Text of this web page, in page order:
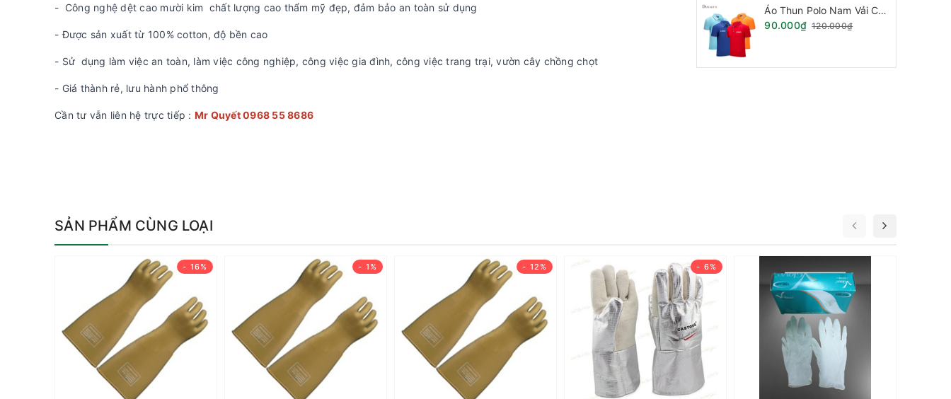
- Công nghệ dệt cao mười kim chất lượng cao thẩm mỹ đẹp, đảm bảo an toàn sử dụng
- Được sản xuất từ 100% cotton, độ bền cao
- Sử dụng làm việc an toàn, làm việc công nghiệp, công việc gia đình, công việc trang trại, vườn cây chồng chọt
- Giá thành rẻ, lưu hành phổ thông
Cần tư vẫn liên hệ trực tiếp : Mr Quyết 0968 55 8686
Áo Thun Polo Nam Vải Cá Sấu Phối Sọc Viền Tay Cổ.
90.000₫ 120.000₫
SẢN PHẨM CÙNG LOẠI
- 16% - 1% - 12% - 6%